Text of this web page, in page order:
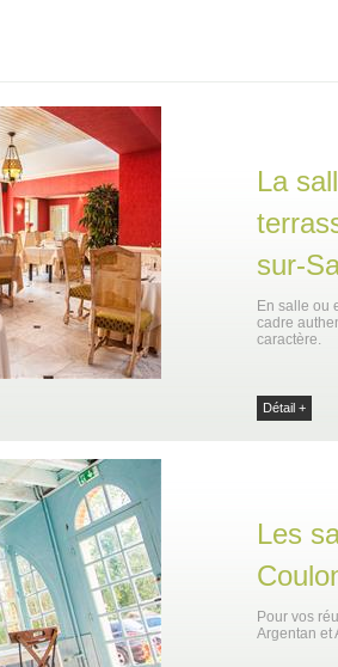
La
sur-
En salle ou
cadre
caractère.
Détail +
Les
Pour vos
Argentan et